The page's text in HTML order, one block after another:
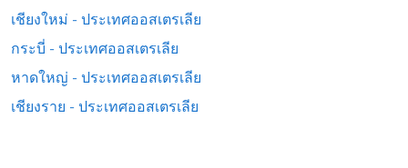
เชียงใหม่ - ประเทศออสเตรเลีย
กระบี่ - ประเทศออสเตรเลีย
หาดใหญ่ - ประเทศออสเตรเลีย
เชียงราย - ประเทศออสเตรเลีย